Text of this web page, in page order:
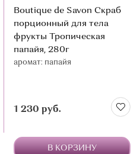
Boutique de Savon Скраб
порционный для тела
фрукты Тропическая
папайя, 280г
аромат: папайя
1 230 руб.
В КОРЗИНУ